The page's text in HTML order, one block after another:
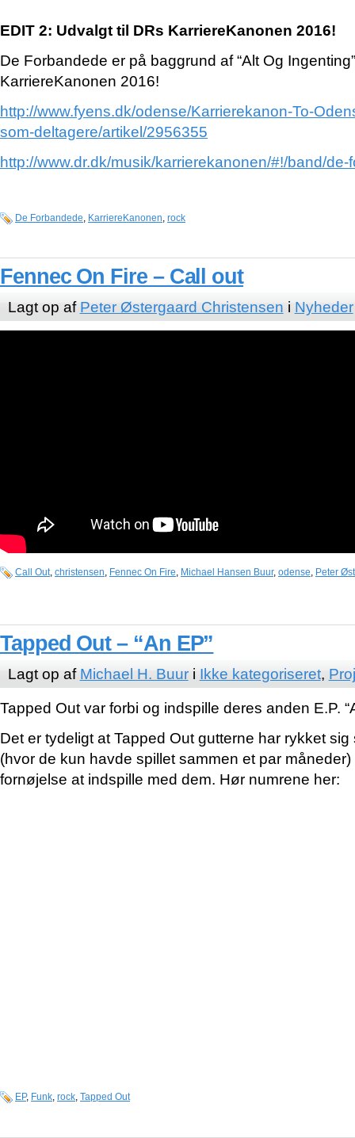
EDIT 2: Udvalgt til DRs KarriereKanonen 2016!
De Forbandede er på baggrund af “Alt Og
KarriereKanonen 2016!
http://www.fyens.dk/odense/Karrierekanon-To-
som-deltagere/artikel/2956355
http://www.dr.dk/musik/karrierekanonen/#!/band/de-
De Forbandede KarriereKanonen rock
Fennec On Fire – Call out
Lagt op af Peter Østergaard Christensen i Nyheder
Call Out, christensen, Fennec On Fire, Michael Hansen Buur, odense, Peter
Tapped Out – “An EP”
Lagt op af Michael H. Buuri Ikke kategoriseret,
Tapped Out var forbi og indspille deres anden E.P.
Det er tydeligt at Tapped Out gutterne har rykket
(hvor de kun havde spillet sammen et par
fornøjelse at indspille med dem. Hør numrene her:
EP, Funk, rock, Tapped Out